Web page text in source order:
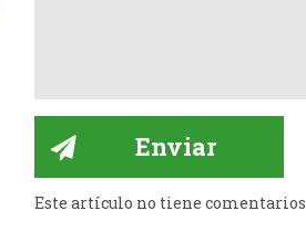
Este artículo no tiene comentarios